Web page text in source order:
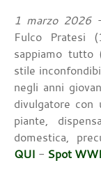
1 marzo 2026-
Fulco Pratesi
sappiamo tutto
stile
negli anni
divulgatore con
piante,
domestica,
QUI - Spot